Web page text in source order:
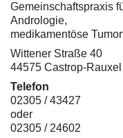
Gemeinschaftspraxis
Andrologie,
medikamentöse
Wittener Straße 40
44575 Castrop-Rauxel
Telefon
02305 / 43427
oder
02305 / 24602